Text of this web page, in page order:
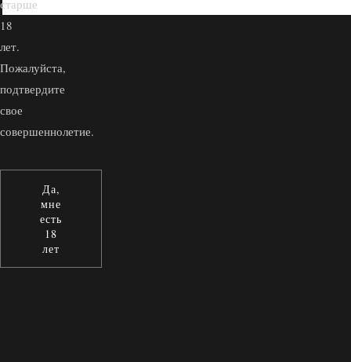
старше
18
лет.
Пожалуйста,
подтвердите
свое
совершеннолетие.
Да,
мне
есть
18
лет